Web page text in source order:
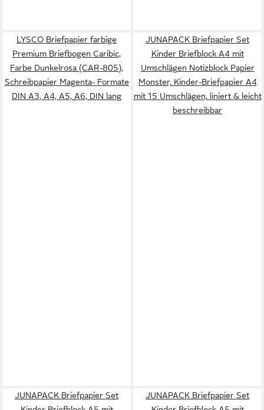
LYSCO Briefpapier farbige
Premium Briefbogen Caribic,
Farbe Dunkelrosa (CAR-805),
Schreibpapier Magenta- Formate
DIN A3, A4, A5, A6, DIN lang
JUNAPACK Briefpapier Set
Kinder Briefblock A4 mit
Umschlägen Notizblock Papier
Monster, Kinder-Briefpapier A4
mit 15 Umschlägen, liniert & leicht
beschreibbar
JUNAPACK Briefpapier Set
JUNAPACK Briefpapier Set